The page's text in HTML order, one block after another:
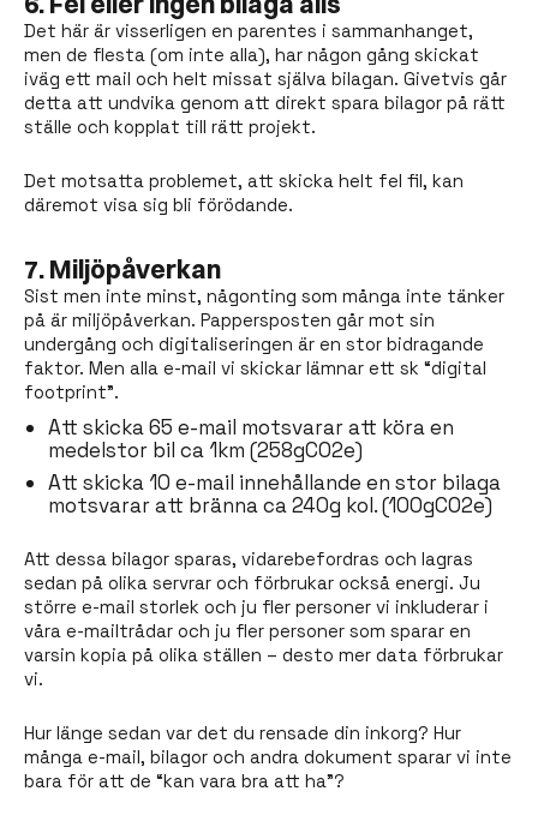
Det här är visserligen en parentes i sammanhanget,
men de flesta (om inte alla), har någon gång skickat
iväg ett mail och helt missat själva bilagan. Givetvis går
detta att undvika genom att direkt spara bilagor på rätt
ställe och kopplat till rätt projekt.
Det motsatta problemet, att skicka helt fel fil, kan
däremot visa sig bli förödande.
7. Miljöpåverkan
Sist men inte minst, någonting som många inte tänker
på är miljöpåverkan. Pappersposten går mot sin
undergång och digitaliseringen är en stor bidragande
faktor. Men alla e-mail vi skickar lämnar ett sk “digital
footprint”.
Att skicka 65 e-mail motsvarar att köra en
medelstor bil ca 1km (258gCO2e)
Att skicka 10 e-mail innehållande en stor bilaga
motsvarar att bränna ca 240g kol. (100gCO2e)
Att dessa bilagor sparas, vidarebefordras och lagras
sedan på olika servrar och förbrukar också energi. Ju
större e-mail storlek och ju fler personer vi inkluderar i
våra e-mailtrådar och ju fler personer som sparar en
varsin kopia på olika ställen – desto mer data förbrukar
vi.
Hur länge sedan var det du rensade din inkorg? Hur
många e-mail, bilagor och andra dokument sparar vi inte
bara för att de “kan vara bra att ha”?